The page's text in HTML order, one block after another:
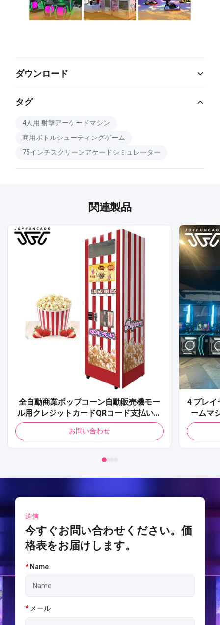
ダウンロード
PDF
タグ
4人用 射撃アーケードマシン
商用ボトルシューティングゲーム
75インチスクリーンアケードシミュレーター
関連製品
全自動商業ポップコーン自動販売機モー
ル用クレジットカードQRコード支払いポ
ップコーン自動販売機
お問い合わせ
4 プレイ
ームマ
レータ
送信
今すぐお問い合わせください。価
格表をお届けします。
* Name
* メール